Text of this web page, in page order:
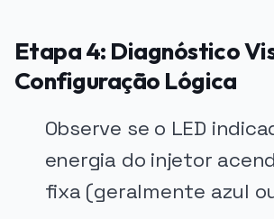
Etapa 4: Diagnóstico
Configuração Lógica
Observe se o LED
energia do injetor
fixa (geralmente azul